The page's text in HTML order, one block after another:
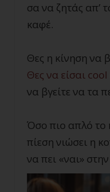
σα να ζητάς απ’
καφέ.
Θες η κίνηση να
Θες να είσαι cool
να βγείτε να τα
Όσο πιο απλό το
πίεση νιώσει η
να πει «ναι»